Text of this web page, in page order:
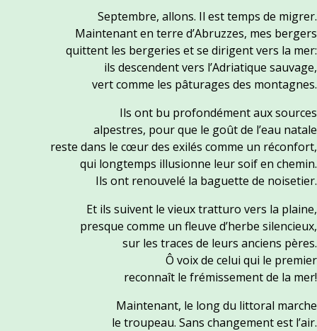
Septembre, allons. Il est temps de migrer.
Maintenant en terre d’Abruzzes, mes bergers
quittent les bergeries et se dirigent vers la mer:
ils descendent vers l’Adriatique sauvage,
vert comme les pâturages des montagnes.
Ils ont bu profondément aux sources
alpestres, pour que le goût de l’eau natale
reste dans le cœur des exilés comme un réconfort,
qui longtemps illusionne leur soif en chemin.
Ils ont renouvelé la baguette de noisetier.
Et ils suivent le vieux tratturo vers la plaine,
presque comme un fleuve d’herbe silencieux,
sur les traces de leurs anciens pères.
Ô voix de celui qui le premier
reconnaît le frémissement de la mer!
Maintenant, le long du littoral marche
le troupeau. Sans changement est l’air.